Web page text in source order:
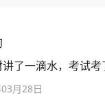
了一滴水，考试
月28日